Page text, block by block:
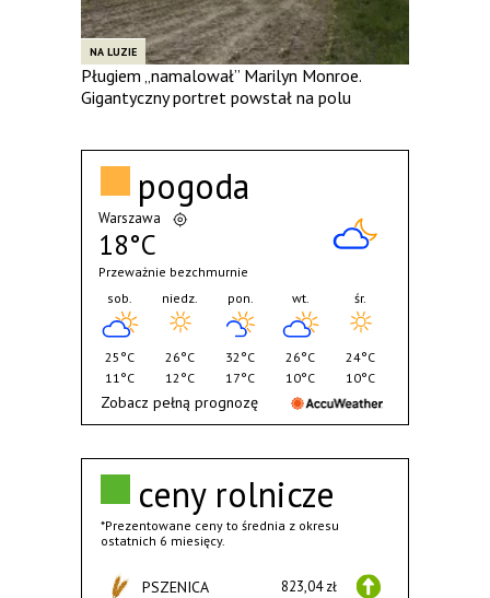
NA LUZIE
Pługiem „namalował” Marilyn Monroe.
Gigantyczny portret powstał na polu
ceny rolnicze
*Prezentowane ceny to średnia z okresu
ostatnich 6 miesięcy.
PSZENICA 823,04 zł
pogoda
Warszawa
18°C
Przeważnie bezchmurnie
sob.
25°C
11°C
niedz.
26°C
12°C
pon.
32°C
17°C
wt.
26°C
10°C
śr.
24°C
10°C
Zobacz pełną prognozę